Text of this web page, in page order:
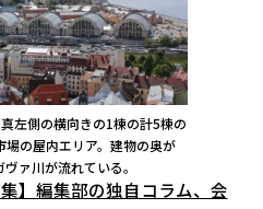
左側の横向きの1棟の計5棟の
の屋内エリア。建物の奥が
ァ川が流れている。
】編集部の独自コラム、会